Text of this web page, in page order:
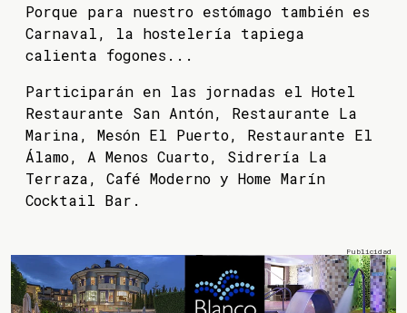
Porque para nuestro estómago también es
Carnaval, la hostelería tapiega
calienta fogones...
Participarán en las jornadas el Hotel
Restaurante San Antón, Restaurante La
Marina, Mesón El Puerto, Restaurante El
Álamo, A Menos Cuarto, Sidrería La
Terraza, Café Moderno y Home Marín
Cocktail Bar.